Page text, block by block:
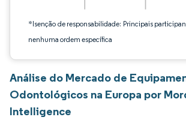
*Isenção de responsabilidade: Principais
nenhuma ordem específica
Análise do Mercado de
Odontológicos na Europa por
Intelligence